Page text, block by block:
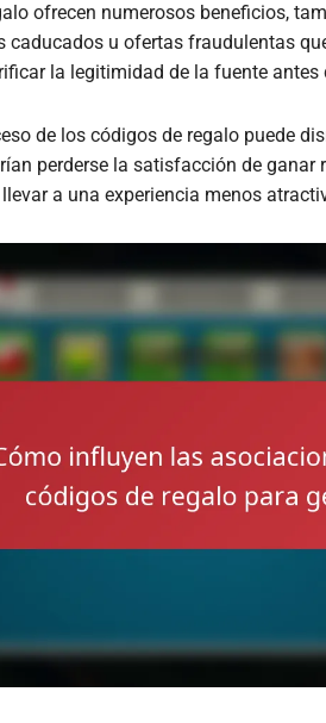
ofrecen numerosos beneficios,
caducados u ofertas fraudulentas
la legitimidad de la fuente
de los códigos de regalo puede
perderse la satisfacción de ganar
a una experiencia menos